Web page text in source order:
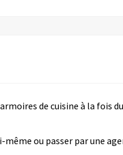
de cuisine à la fois
ou passer par une